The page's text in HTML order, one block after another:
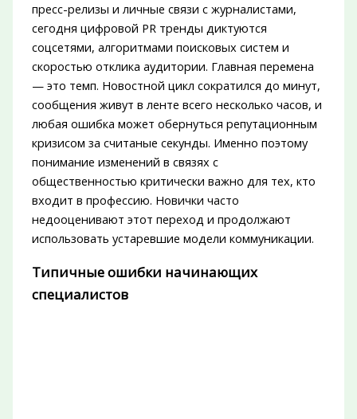
пресс-релизы и личные связи с журналистами,
сегодня цифровой PR тренды диктуются
соцсетями, алгоритмами поисковых систем и
скоростью отклика аудитории. Главная перемена
— это темп. Новостной цикл сократился до минут,
сообщения живут в ленте всего несколько часов, и
любая ошибка может обернуться репутационным
кризисом за считаные секунды. Именно поэтому
понимание изменений в связях с
общественностью критически важно для тех, кто
входит в профессию. Новички часто
недооценивают этот переход и продолжают
использовать устаревшие модели коммуникации.
Типичные ошибки начинающих
специалистов